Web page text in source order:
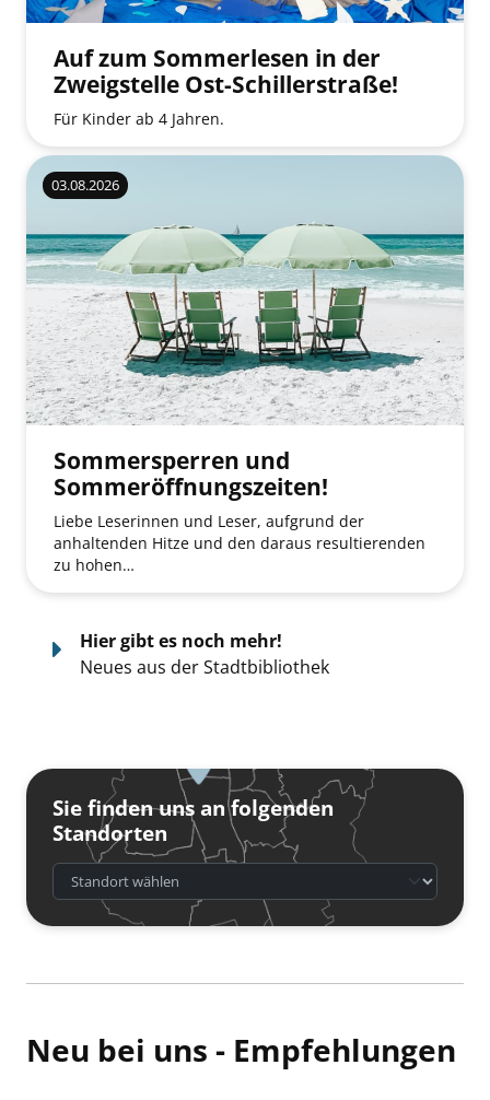
Auf zum Sommerlesen in der
Zweigstelle Ost-Schillerstraße!
Für Kinder ab 4 Jahren.
Sommersperren und
Sommeröffnungszeiten!
03.08.2026
Liebe Leserinnen und Leser, aufgrund der
anhaltenden Hitze und den daraus resultierenden
zu hohen…
Hier gibt es noch mehr!
Neues aus der Stadtbibliothek
Sie finden uns an folgenden
Standorten
Neu bei uns - Empfehlungen